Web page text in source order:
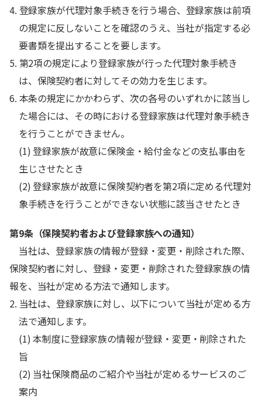
4. 登録家族が代理対象手続きを行う場合、登録家族は前項
の規定に反しないことを確認のうえ、当社が指定する必
要書類を提出することを要します。
5. 第2項の規定により登録家族が行った代理対象手続き
は、保険契約者に対してその効力を生じます。
6. 本条の規定にかかわらず、次の各号のいずれかに該当し
た場合には、その時における登録家族は代理対象手続き
を行うことができません。
(1) 登録家族が故意に保険金・給付金などの支払事由を
生じさせたとき
(2) 登録家族が故意に保険契約者を第2項に定める代理対
象手続きを行うことができない状態に該当させたとき
第9条（保険契約者および登録家族への通知）
当社は、登録家族の情報が登録・変更・削除された際、
保険契約者に対し、登録・変更・削除された登録家族の情
報を、当社が定める方法で通知します。
2. 当社は、登録家族に対し、以下について当社が定める方
法で通知します。
(1) 本制度に登録家族の情報が登録・変更・削除された
旨
(2) 当社保険商品のご紹介や当社が定めるサービスのご
案内